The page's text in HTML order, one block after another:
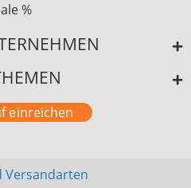
%
einreichen